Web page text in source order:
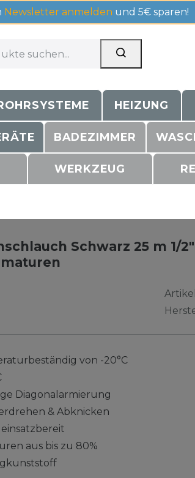
Newsletter anmelden und 5€ sparen!
HEIZUNG
BADEZIMMER
WERKZEUG
Schwarz 25 m 1/
von -20°C
Diagonalarmierung
& Abknicken
aus bis zu 80%